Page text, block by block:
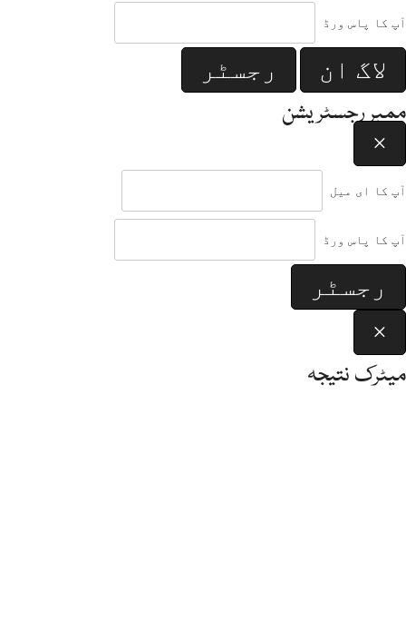
آپ کا پاس ورڈ
لاگ ان رجسٹر
ممبر رجسٹریشن
×
آپ کا ای میل
آپ کا پاس ورڈ
رجسٹر
×
میٹرک نتیجہ